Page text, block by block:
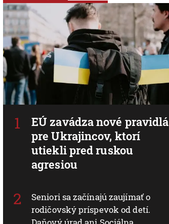
EÚ zavádza nové pravidlá
pre Ukrajincov, ktorí
utiekli pred ruskou
agresiou
Seniori sa začínajú zaujímať o
rodičovský príspevok od detí.